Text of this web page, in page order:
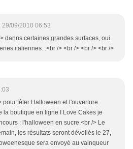
29/09/2010 06:53
danns certaines grandes surfaces, oui
italiennes...<br /> <br /> <br /> <br />
pour fêter Halloween et l'ouverture
la boutique en ligne I Love Cakes je
: l'halloween en sucre.<br /> Le
les résultats seront dévoilés le 27,
sera envoyé au vainqueur